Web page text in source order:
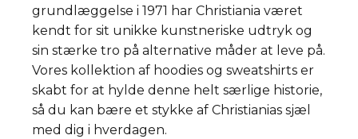
grundlæggelse i 1971 har Christiania været
kendt for sit unikke kunstneriske udtryk og
sin stærke tro på alternative måder at leve på.
Vores kollektion af hoodies og sweatshirts er
skabt for at hylde denne helt særlige historie,
så du kan bære et stykke af Christianias sjæl
med dig i hverdagen.